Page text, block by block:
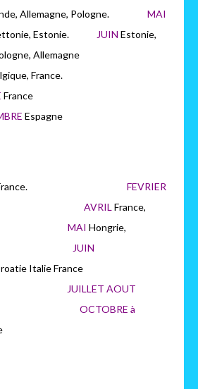
Allemagne, Pologne. MAI
Lettonie, Estonie.
JUIN Estonie,
Pologne, Allemagne
France.
France
Espagne
France. FEVRIER
AVRIL France,
MAI Hongrie,
JUIN
Croatie Italie France
JUILLET AOUT
OCTOBRE à